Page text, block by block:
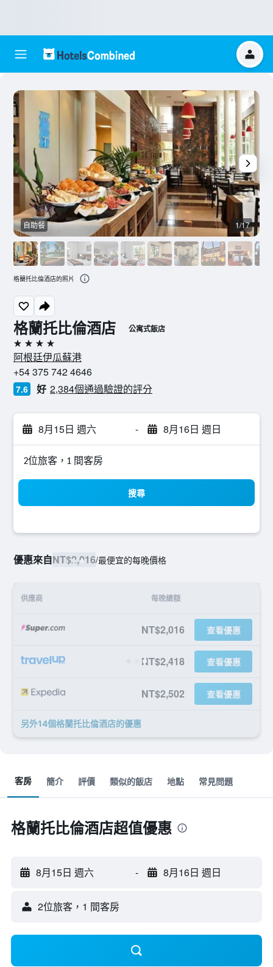
格蘭托比倫酒店 公寓式飯店
4星級
阿根廷伊瓜蘇港
+54 375 742 4646
7.6 好 2,384個通過驗證的評分
8月15日 週六 - 8月16日 週日
2位旅客，1 間客房
搜尋
優惠來自NT$2,016/最便宜的每晚價格
供應商 每晚總額
NT$2,016 查看優惠
NT$2,418 查看優惠
NT$2,502 查看優惠
另外14個格蘭托比倫酒店​的優惠
自助餐 1/17
格蘭托比倫酒店的照片
客房 簡介 評價 類似的飯店 地點 常見問題
格蘭托比倫酒店超值優惠
8月15日 週六 - 8月16日 週日
2位旅客，1 間客房